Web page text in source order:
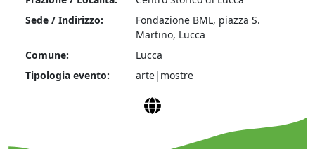
Sede / Indirizzo:
Fondazione BML, piazza S.
Martino, Lucca
Comune:
Lucca
Tipologia evento:
arte|mostre
Sito web